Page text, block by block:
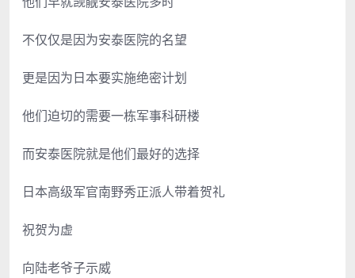
不仅仅是因为安泰医院的名望
更是因为日本要实施绝密计划
他们迫切的需要一栋军事科研楼
而安泰医院就是他们最好的选择
日本高级军官南野秀正派人带着贺礼
祝贺为虚
向陆老爷子示威